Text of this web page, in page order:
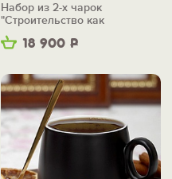
18 900 Р
Набор из 2-х чарок
"Строительство как
искусство"